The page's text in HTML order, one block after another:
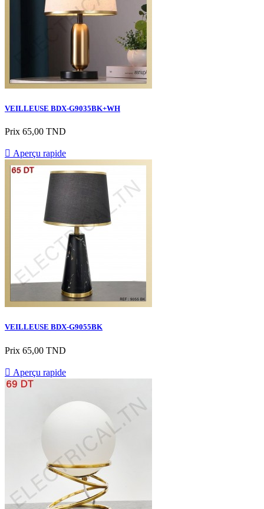
VEILLEUSE BDX-G9035BK+WH
Prix 65,00 TND
 Aperçu rapide
VEILLEUSE BDX-G9055BK
Prix 65,00 TND
 Aperçu rapide